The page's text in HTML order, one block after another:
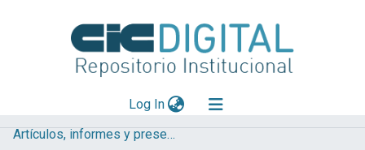
Log In(current)
Explorar
Artículos, informes y presentaciones en Congresos CESGI